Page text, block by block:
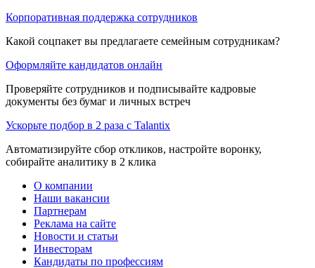
Корпоративная поддержка сотрудников
Какой соцпакет вы предлагаете семейным сотрудникам?
Оформляйте кандидатов онлайн
Проверяйте сотрудников и подписывайте кадровые
документы без бумаг и личных встреч
Ускорьте подбор в 2 раза с Talantix
Автоматизируйте сбор откликов, настройте воронку,
собирайте аналитику в 2 клика
О компании
Наши вакансии
Партнерам
Реклама на сайте
Новости и статьи
Инвесторам
Кандидаты по профессиям